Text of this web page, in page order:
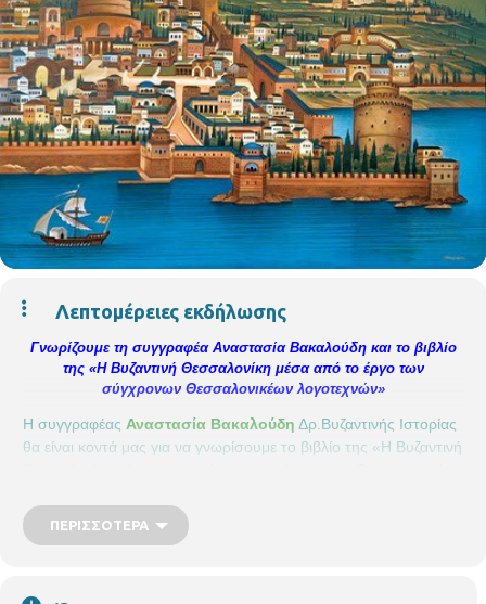
Λεπτομέρειες εκδήλωσης
Γνωρίζουμε τη συγγραφέα Αναστασία Βακαλούδη και το βιβλίο
της «Η Βυζαντινή Θεσσαλονίκη μέσα από το έργο των
σύγχρονων Θεσσαλονικέων λογοτεχνών»
Η συγγραφέας Αναστασία Βακαλούδη Δρ.Βυζαντινής Ιστορίας
θα είναι κοντά μας για να γνωρίσουμε το βιβλίο της «Η Βυζαντινή
σύγχρονων Θεσσαλονικέων λογοτεχνών ζωντανεύει η ιστορία
της Βυζαντινής Θεσσαλονίκης και της Βυζαντινής
ΠΕΡΙΣΣΌΤΕΡΑ